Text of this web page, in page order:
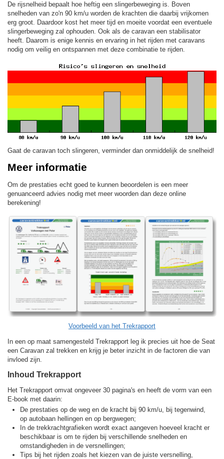
De rijsnelheid bepaalt hoe heftig een slingerbeweging is. Boven
snelheden van zo'n 90 km/u worden de krachten die daarbij vrijkomen
erg groot. Daardoor kost het meer tijd en moeite voordat een eventuele
slingerbeweging zal ophouden. Ook als de caravan een stabilisator
heeft. Daarom is enige kennis en ervaring in het rijden met caravans
nodig om veilig en ontspannen met deze combinatie te rijden.
Gaat de caravan toch slingeren, verminder dan onmiddelijk de snelheid!
Meer informatie
Om de prestaties echt goed te kunnen beoordelen is een meer
genuanceerd advies nodig met meer woorden dan deze online
berekening!
Voorbeeld van het Trekrapport
In een op maat samengesteld Trekrapport leg ik precies uit hoe de Seat
een Caravan zal trekken en krijg je beter inzicht in de factoren die van
invloed zijn.
Inhoud Trekrapport
Het Trekrapport omvat ongeveer 30 pagina's en heeft de vorm van een
E-book met daarin:
De prestaties op de weg en de kracht bij 90 km/u, bij tegenwind,
op autobaan hellingen en op bergwegen;
In de trekkracht­grafieken wordt exact aangeven hoeveel kracht er
beschikbaar is om te rijden bij verschillende snelheden en
omstandigheden in de versnellingen;
Tips bij het rijden zoals het kiezen van de juiste versnelling,